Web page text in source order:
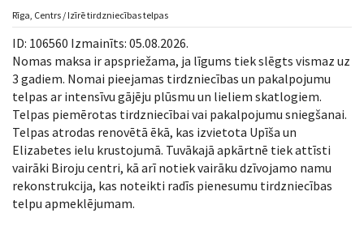
Meklēt īpašumu
Novērtēt īpašumu
Uzņēmums
Pakalpojumi
Kontakti
Rīga, Centrs / Izīrē tirdzniecības telpas
ID: 106560 Izmainīts: 05.08.2026.
Nomas maksa ir apspriežama, ja līgums tiek slēgts vismaz uz
3 gadiem. Nomai pieejamas tirdzniecības un pakalpojumu
telpas ar intensīvu gājēju plūsmu un lieliem skatlogiem.
Telpas piemērotas tirdzniecībai vai pakalpojumu sniegšanai.
Telpas atrodas renovētā ēkā, kas izvietota Upīša un
Elizabetes ielu krustojumā. Tuvākajā apkārtnē tiek attīsti
vairāki Biroju centri, kā arī notiek vairāku dzīvojamo namu
rekonstrukcija, kas noteikti radīs pienesumu tirdzniecības
telpu apmeklējumam.